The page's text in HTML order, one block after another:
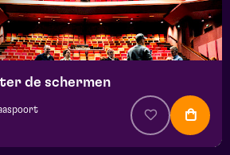
de schermen